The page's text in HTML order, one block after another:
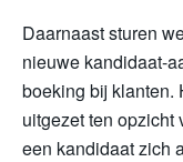
Daarnaast sturen
nieuwe kandidaat-
boeking bij klanten.
uitgezet ten opzicht
een kandidaat zich